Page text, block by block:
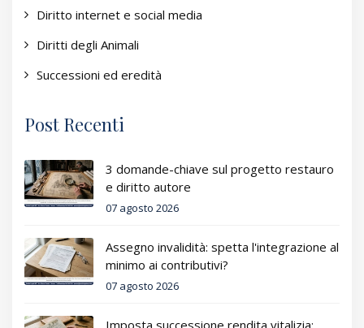
Diritto internet e social media
Diritti degli Animali
Successioni ed eredità
Post Recenti
3 domande-chiave sul progetto restauro
e diritto autore
07 agosto 2026
Assegno invalidità: spetta l'integrazione al
minimo ai contributivi?
07 agosto 2026